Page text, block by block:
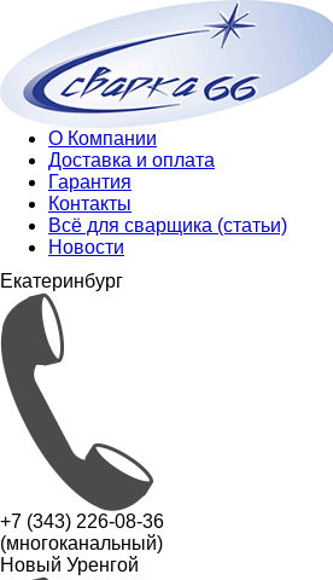
О Компании
Доставка и оплата
Гарантия
Контакты
Всё для сварщика (статьи)
Новости
Екатеринбург
+7 (343) 226-08-36
(многоканальный)
Новый Уренгой